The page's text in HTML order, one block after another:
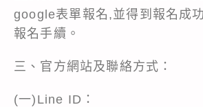
google表單報名,並得到報名成
報名手續。
三、官方網站及聯絡方式：
(一)Line ID：